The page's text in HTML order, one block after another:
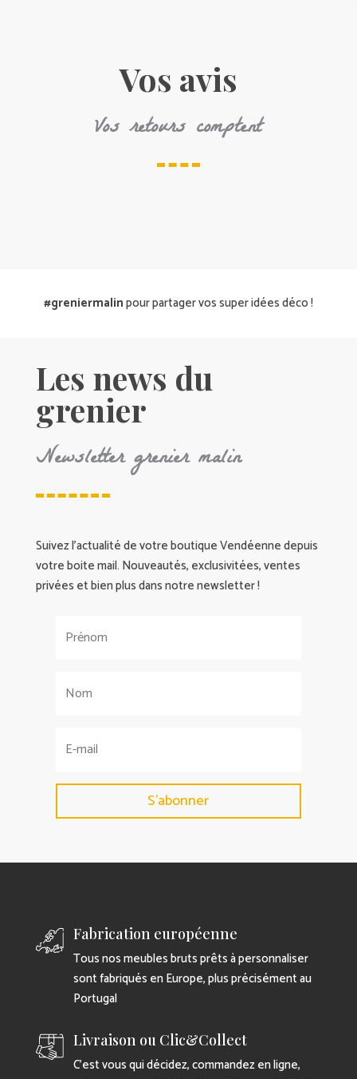
Vos avis
Vos retours comptent
#greniermalinpour partager vos super idées déco !
Les news du
grenier
Newsletter grenier malin
Suivez l’actualité de votre boutique Vendéenne depuis
votre boite mail. Nouveautés, exclusivitées, ventes
privées et bien plus dans notre newsletter !
S'abonner
Fabrication européenne
Tous nos meubles bruts prêts à personnaliser
sont fabriqués en Europe, plus précisément au
Portugal
Livraison ou Clic&Collect
C’est vous qui décidez, commandez en ligne,